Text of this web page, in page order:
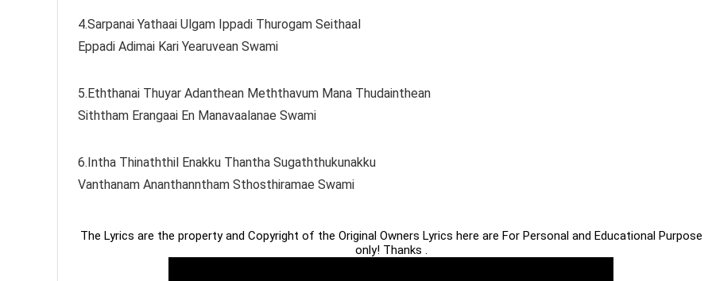
4.Sarpanai Yathaai Ulgam Ippadi Thurogam Seithaal
Eppadi Adimai Kari Yearuvean Swami
5.Eththanai Thuyar Adanthean Meththavum Mana Thudainthean
Siththam Erangaai En Manavaalanae Swami
6.Intha Thinaththil Enakku Thantha Sugaththukunakku
Vanthanam Ananthanntham Sthosthiramae Swami
The Lyrics are the property and Copyright of the Original Owners Lyrics here are For Personal and Educational Purpose
only! Thanks .